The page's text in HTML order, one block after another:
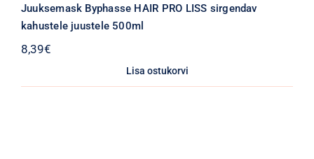
Juuksemask Byphasse HAIR PRO LISS sirgendav
kahustele juustele 500ml
8,39€
Lisa ostukorvi